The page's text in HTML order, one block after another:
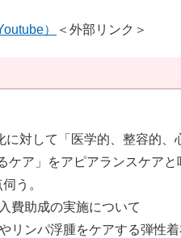
） ＜外部リンク＞
対して「医学的、整容的
ケア」をアピアランスケア
う。
費助成の実施について
リンパ浮腫をケアする弾性